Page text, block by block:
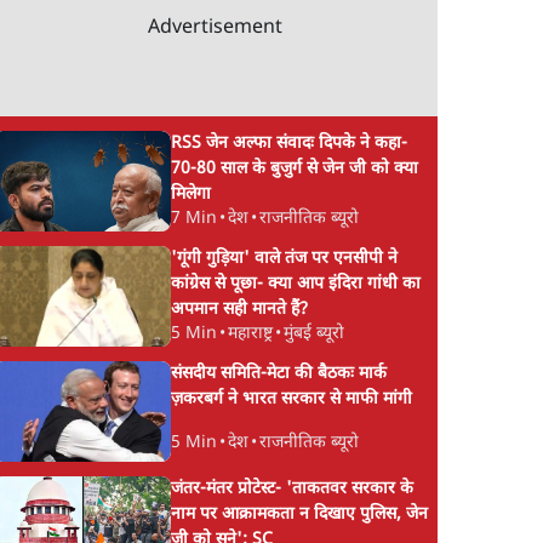
Advertisement
RSS जेन अल्फा संवादः दिपके ने कहा-
70-80 साल के बुजुर्ग से जेन जी को क्या
मिलेगा
7 Min •देश•राजनीतिक ब्यूरो
'गूंगी गुड़िया' वाले तंज पर एनसीपी ने
कांग्रेस से पूछा- क्या आप इंदिरा गांधी का
अपमान सही मानते हैं?
5 Min •महाराष्ट्र•मुंबई ब्यूरो
संसदीय समिति-मेटा की बैठकः मार्क
ज़करबर्ग ने भारत सरकार से माफी मांगी
5 Min •देश•राजनीतिक ब्यूरो
जंतर-मंतर प्रोटेस्ट- 'ताकतवर सरकार के
नाम पर आक्रामकता न दिखाए पुलिस, जेन